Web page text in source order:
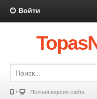
Войти
Полная версия сайта